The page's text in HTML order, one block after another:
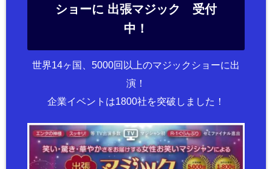
ショーに 出張マジック 受付
中！
世界14ヶ国、5000回以上のマジックショーに出
演！
企業イベントは1800社を突破しました！